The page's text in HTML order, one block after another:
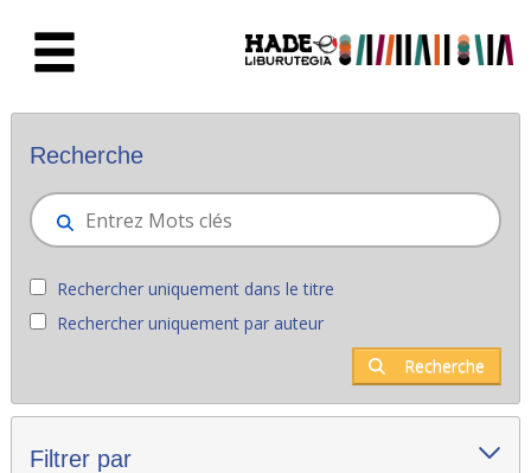
Nouveaux livres - Liburutegia
Recherche
Rechercher uniquement dans le titre
Rechercher uniquement par auteur
Recherche
Filtrer par